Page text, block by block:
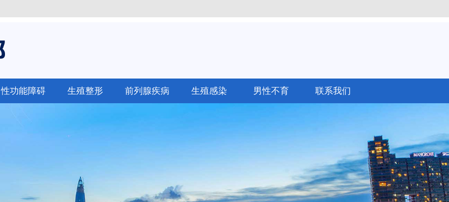
性功能障碍 生殖整形 前列腺疾病 生殖感染 男性不育 联系我们